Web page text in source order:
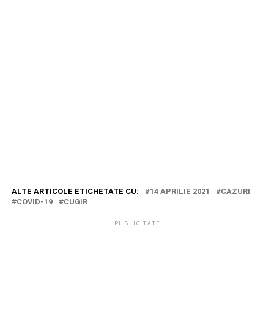
ALTE ARTICOLE ETICHETATE CU: 14 APRILIE 2021
CAZURI
COVID-19
CUGIR
PUBLICITATE